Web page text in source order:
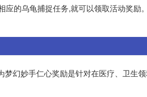
的乌龟捕捉任务,就可以领取活动奖励
幻妙手仁心奖励是针对在医疗、卫生